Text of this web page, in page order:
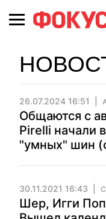
26.07.2024 16:51
Общаются с
Pirelli начали
"умных" шин
30.11.2021 16:43
Шер, Игги